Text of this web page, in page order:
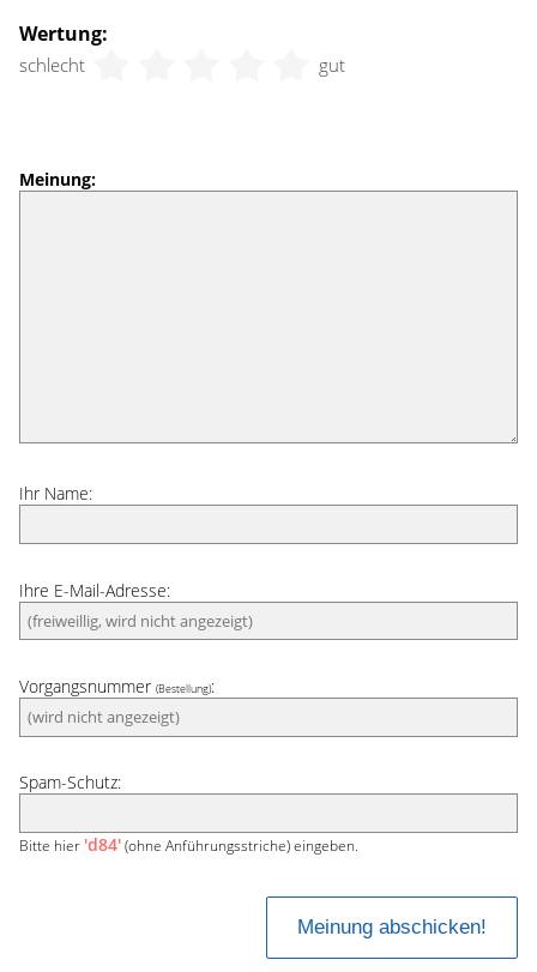
Wertung:
schlecht gut
Meinung:
Ihr Name:
Ihre E-Mail-Adresse:
Vorgangsnummer (Bestellung):
Spam-Schutz:
Bitte hier 'd84'(ohne Anführungsstriche) eingeben.